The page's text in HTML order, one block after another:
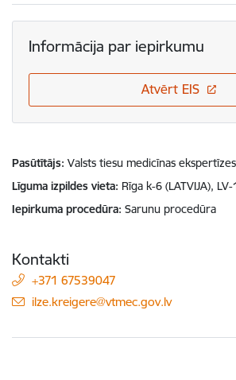
Informācija par iepirkumu
Atvērt EIS
Pasūtītājs Valsts tiesu medicīnas
Līguma izpildes vieta Rīga k-6 (LATVIJA), LV-
Iepirkuma procedūra Sarunu procedūra
Kontakti
+371 67539047
E-pasts:
ilze.kreigere@vtmec.gov.lv